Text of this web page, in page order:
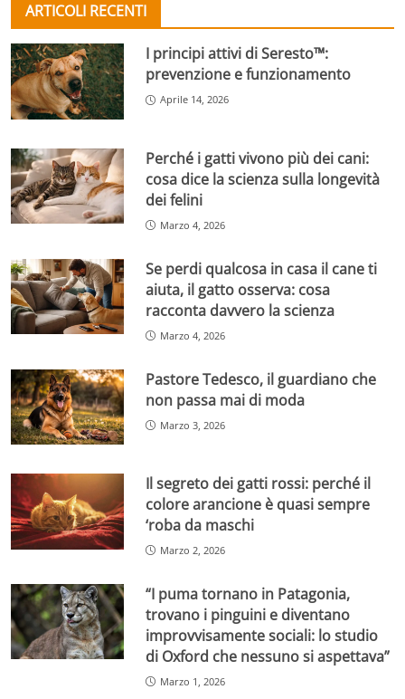
ARTICOLI RECENTI
I principi attivi di Seresto™:
prevenzione e funzionamento
Aprile 14, 2026
Perché i gatti vivono più dei cani:
cosa dice la scienza sulla longevità
dei felini
Marzo 4, 2026
Se perdi qualcosa in casa il cane ti
aiuta, il gatto osserva: cosa
racconta davvero la scienza
Marzo 4, 2026
Pastore Tedesco, il guardiano che
non passa mai di moda
Marzo 3, 2026
Il segreto dei gatti rossi: perché il
colore arancione è quasi sempre
‘roba da maschi
Marzo 2, 2026
“I puma tornano in Patagonia,
trovano i pinguini e diventano
improvvisamente sociali: lo studio
di Oxford che nessuno si aspettava”
Marzo 1, 2026